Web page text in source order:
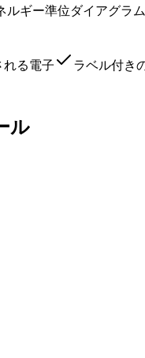
ギー準位ダイアグ
る電子 ラベル付き
ル